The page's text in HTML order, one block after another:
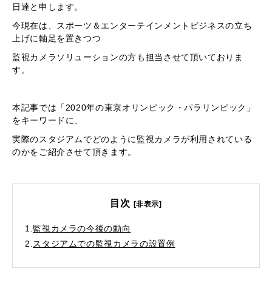
日達と申します。
今現在は、スポーツ＆エンターテインメントビジネスの立ち
上げに軸足を置きつつ
監視カメラソリューションの方も担当させて頂いておりま
す。
本記事では「2020年の東京オリンピック・パラリンピック」
をキーワードに、
実際のスタジアムでどのように監視カメラが利用されている
のかをご紹介させて頂きます。
目次 [非表示]
1. 監視カメラの今後の動向
2. スタジアムでの監視カメラの設置例